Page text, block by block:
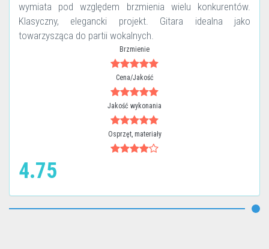
wymiata pod względem brzmienia wielu konkurentów.
Klasyczny, elegancki projekt. Gitara idealna jako
towarzysząca do partii wokalnych.
Brzmienie
Cena/Jakość
Jakość wykonania
Osprzęt, materiały
4.75